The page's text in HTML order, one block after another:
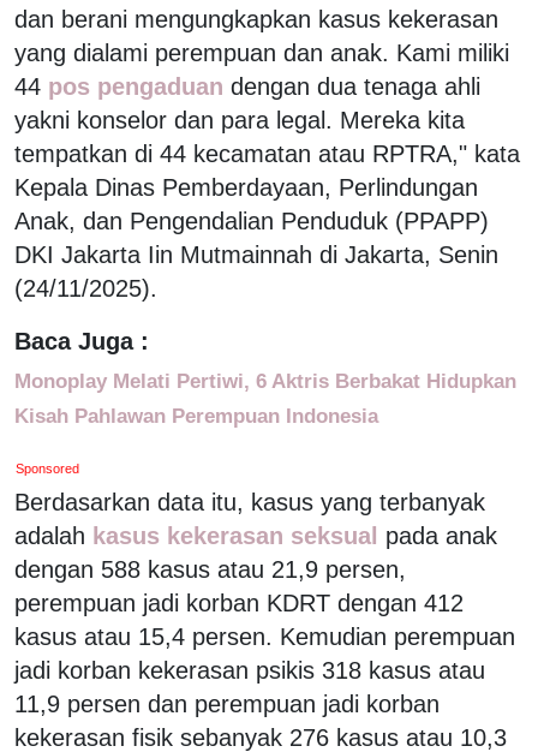
dan berani mengungkapkan kasus kekerasan
yang dialami perempuan dan anak. Kami miliki
44 pos pengaduan dengan dua tenaga ahli
yakni konselor dan para legal. Mereka kita
tempatkan di 44 kecamatan atau RPTRA," kata
Kepala Dinas Pemberdayaan, Perlindungan
Anak, dan Pengendalian Penduduk (PPAPP)
DKI Jakarta Iin Mutmainnah di Jakarta, Senin
(24/11/2025).
Baca Juga :
Monoplay Melati Pertiwi, 6 Aktris Berbakat Hidupkan
Kisah Pahlawan Perempuan Indonesia
Sponsored
Berdasarkan data itu, kasus yang terbanyak
adalah kasus kekerasan seksual pada anak
dengan 588 kasus atau 21,9 persen,
perempuan jadi korban KDRT dengan 412
kasus atau 15,4 persen. Kemudian perempuan
jadi korban kekerasan psikis 318 kasus atau
11,9 persen dan perempuan jadi korban
kekerasan fisik sebanyak 276 kasus atau 10,3